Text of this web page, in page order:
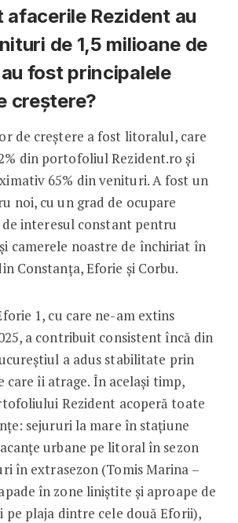
afacerile Rezident au
de 1,5 milioane de
fost principalele
creștere?
de creștere a fost litoralul, care
din portofoliul Rezident.ro și
65% din venituri. A fost un
noi, cu un grad de ocupare
interesul constant pentru
camerele noastre de închiriat în
Constanța, Eforie și Corbu.
1, cu care ne-am extins
a contribuit consistent încă din
a adus stabilitate prin
îi atrage. În același timp,
Rezident acoperă toate
sejururi la mare în stațiune
urbane pe litoral în sezon
în extrasezon (Tomis Marina –
în zone liniștite și aproape de
pe plaja dintre cele două Eforii),